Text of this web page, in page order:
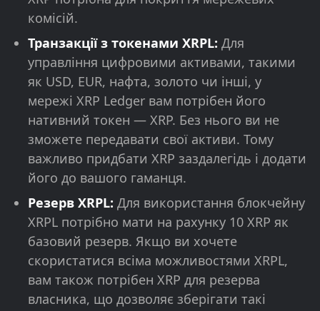
комісій.
Транзакції з токенами XRPL: Для
управління цифровими активами, такими
як USD, EUR, нафта, золото чи інші, у
мережі XRP Ledger вам потрібен його
нативний токен — XRP. Без нього ви не
зможете передавати свої активи. Тому
важливо придбати XRP заздалегідь і додати
його до вашого гаманця.
Резерв XRPL: Для використання блокчейну
XRPL потрібно мати на рахунку 10 XRP як
базовий резерв. Якщо ви хочете
скористатися всіма можливостями XRPL,
вам також потрібен XRP для резерва
власника, що дозволяє зберігати такі